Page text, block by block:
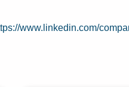
www.linkedin.com/